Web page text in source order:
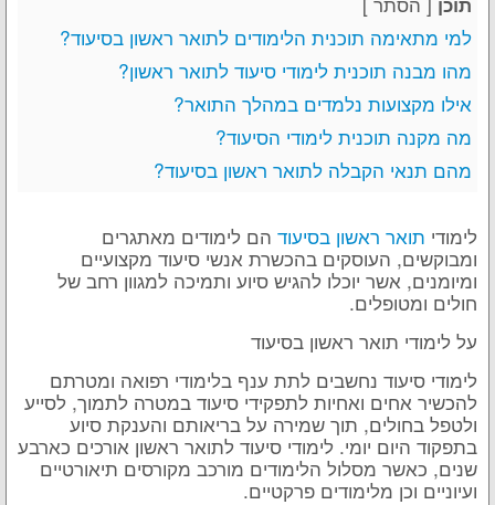
למי מתאימה תוכנית הלימודים לתואר ראשון בסיעוד?
מהו מבנה תוכנית לימודי סיעוד לתואר ראשון?
אילו מקצועות נלמדים במהלך התואר?
מה מקנה תוכנית לימודי הסיעוד?
מהם תנאי הקבלה לתואר ראשון בסיעוד?
לימודי תואר ראשון בסיעוד הם לימודים מאתגרים
ומבוקשים, העוסקים בהכשרת אנשי סיעוד מקצועיים
ומיומנים, אשר יוכלו להגיש סיוע ותמיכה למגוון רחב של
חולים ומטופלים.
על לימודי תואר ראשון בסיעוד
לימודי סיעוד נחשבים לתת ענף בלימודי רפואה ומטרתם
להכשיר אחים ואחיות לתפקידי סיעוד במטרה לתמוך, לסייע
ולטפל בחולים, תוך שמירה על בריאותם והענקת סיוע
בתפקוד היום יומי. לימודי סיעוד לתואר ראשון אורכים כארבע
שנים, כאשר מסלול הלימודים מורכב מקורסים תיאורטיים
ועיוניים וכן מלימודים פרקטיים.